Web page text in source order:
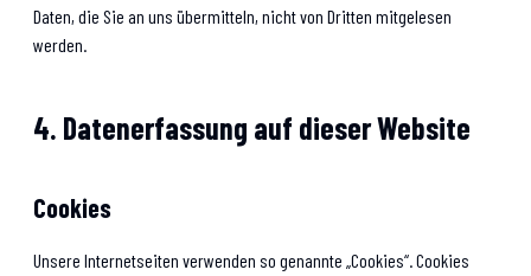
Daten, die Sie an uns übermitteln, nicht von Dritten mitgelesen
werden.
4. Datenerfassung auf dieser Website
Cookies
Unsere Internetseiten verwenden so genannte „Cookies“. Cookies